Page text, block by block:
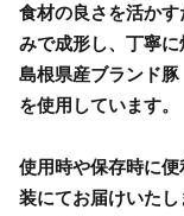
食材の良さを活か
みで成形し、丁寧に
島根県産ブランド
を使用しています。
使用時や保存時に
装にてお届けいたし